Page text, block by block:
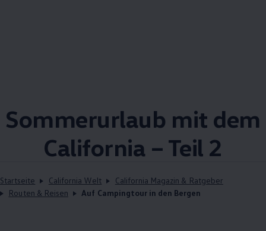
Sommerurlaub mit dem
California – Teil 2
Startseite California Welt
California Magazin & Ratgeber
Routen & Reisen
Auf Campingtour in den Bergen